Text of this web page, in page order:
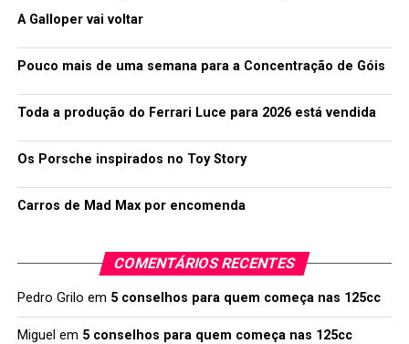
A Galloper vai voltar
Pouco mais de uma semana para a Concentração de Góis
Toda a produção do Ferrari Luce para 2026 está vendida
Os Porsche inspirados no Toy Story
Carros de Mad Max por encomenda
COMENTÁRIOS RECENTES
Pedro Grilo em 5 conselhos para quem começa nas 125cc
Miguel em 5 conselhos para quem começa nas 125cc